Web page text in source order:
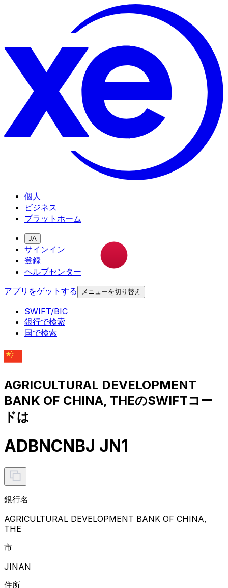
個人
ビジネス
プラットホーム
JA
サインイン
登録
ヘルプセンター
アプリをゲットする
メニューを切り替え
SWIFT/BIC
銀行で検索
国で検索
AGRICULTURAL DEVELOPMENT
BANK OF CHINA, THEのSWIFTコー
ドは
ADBNCNBJ JN1
銀行名
AGRICULTURAL DEVELOPMENT BANK OF CHINA,
THE
市
JINAN
住所